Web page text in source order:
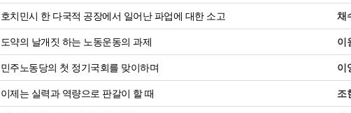
호치민시 한 다국적 공장에서 일어난 파업에 대한 소고 채
도약의 날개짓 하는 노동운동의 과제 이
민주노동당의 첫 정기국회를 맞이하며 이
이제는 실력과 역량으로 판갈이 할 때 조